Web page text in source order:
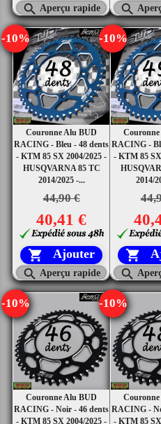
 Aperçu rapide 
Couronne Alu BUD
RACING - Bleu - 48 dents
- KTM 85 SX 2004/2025 -
HUSQVARNA 85 TC
2014/2025 -...
44,90 €
-10%
40,41 €
 Ajouter
 Aperçu rapide
RACING -
- KTM 85
2014/
-10%


Couronne Alu BUD
RACING - Noir - 46 dents
- KTM 85 SX 2004/2025 -
-10%
RACING -
- KTM 85
-10%